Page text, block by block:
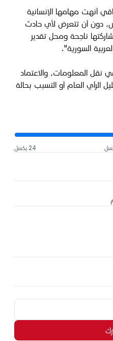
أنهت مهامها الإنسانية
دون أن تتعرض لأي حادث
ناجحة ومحل تقدير
السورية".
نقل المعلومات، والاعتماد
الرأي العام أو التسبب بحالة
24 بكسل